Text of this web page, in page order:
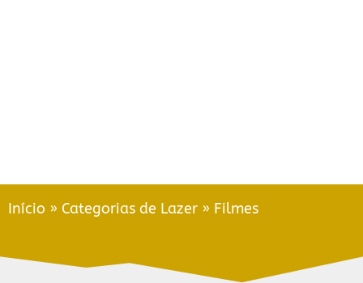
Início » Categorias de Lazer » Filmes